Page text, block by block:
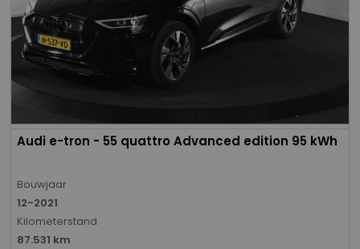
Audi e-tron - 55 quattro Advanced edition 95 kWh
Bouwjaar
12-2021
Kilometerstand
87.531 km